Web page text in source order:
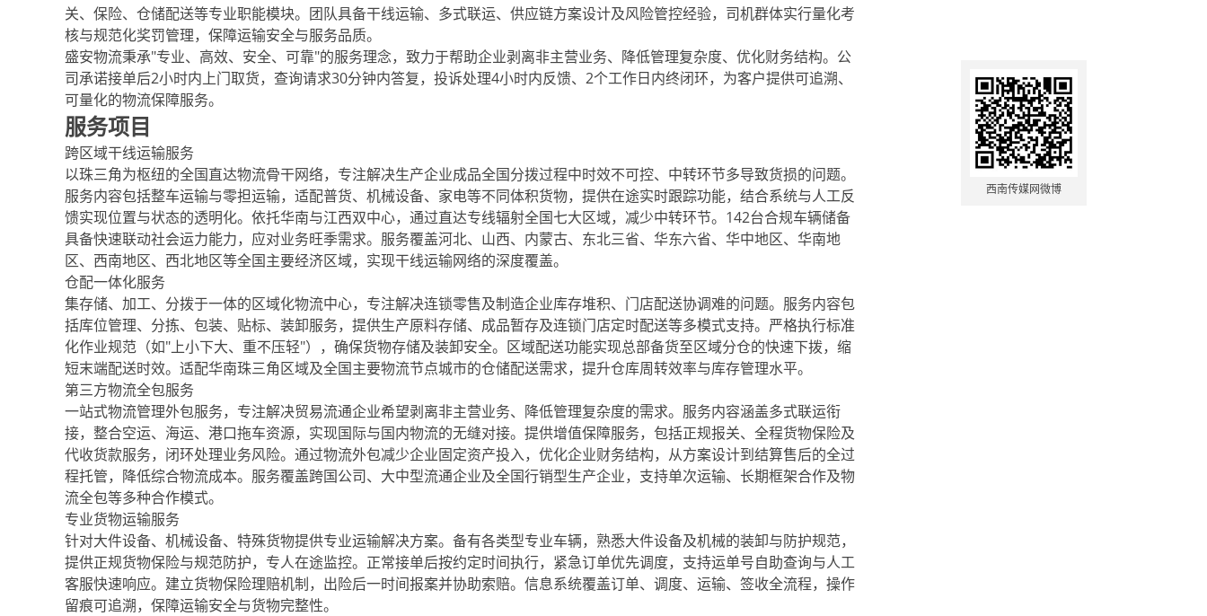
西南传媒网微博
关、保险、仓储配送等专业职能模块。团队具备干线运输、多式联运、供应链方案设计及风险管控经验，司机群体实行量化考
核与规范化奖罚管理，保障运输安全与服务品质。
盛安物流秉承"专业、高效、安全、可靠"的服务理念，致力于帮助企业剥离非主营业务、降低管理复杂度、优化财务结构。公
司承诺接单后2小时内上门取货，查询请求30分钟内答复，投诉处理4小时内反馈、2个工作日内终闭环，为客户提供可追溯、
可量化的物流保障服务。
服务项目
跨区域干线运输服务
以珠三角为枢纽的全国直达物流骨干网络，专注解决生产企业成品全国分拨过程中时效不可控、中转环节多导致货损的问题。
服务内容包括整车运输与零担运输，适配普货、机械设备、家电等不同体积货物，提供在途实时跟踪功能，结合系统与人工反
馈实现位置与状态的透明化。依托华南与江西双中心，通过直达专线辐射全国七大区域，减少中转环节。142台合规车辆储备
具备快速联动社会运力能力，应对业务旺季需求。服务覆盖河北、山西、内蒙古、东北三省、华东六省、华中地区、华南地
区、西南地区、西北地区等全国主要经济区域，实现干线运输网络的深度覆盖。
仓配一体化服务
集存储、加工、分拨于一体的区域化物流中心，专注解决连锁零售及制造企业库存堆积、门店配送协调难的问题。服务内容包
括库位管理、分拣、包装、贴标、装卸服务，提供生产原料存储、成品暂存及连锁门店定时配送等多模式支持。严格执行标准
化作业规范（如"上小下大、重不压轻"），确保货物存储及装卸安全。区域配送功能实现总部备货至区域分仓的快速下拨，缩
短末端配送时效。适配华南珠三角区域及全国主要物流节点城市的仓储配送需求，提升仓库周转效率与库存管理水平。
第三方物流全包服务
一站式物流管理外包服务，专注解决贸易流通企业希望剥离非主营业务、降低管理复杂度的需求。服务内容涵盖多式联运衔
接，整合空运、海运、港口拖车资源，实现国际与国内物流的无缝对接。提供增值保障服务，包括正规报关、全程货物保险及
代收货款服务，闭环处理业务风险。通过物流外包减少企业固定资产投入，优化企业财务结构，从方案设计到结算售后的全过
程托管，降低综合物流成本。服务覆盖跨国公司、大中型流通企业及全国行销型生产企业，支持单次运输、长期框架合作及物
流全包等多种合作模式。
专业货物运输服务
针对大件设备、机械设备、特殊货物提供专业运输解决方案。备有各类型专业车辆，熟悉大件设备及机械的装卸与防护规范，
提供正规货物保险与规范防护，专人在途监控。正常接单后按约定时间执行，紧急订单优先调度，支持运单号自助查询与人工
客服快速响应。建立货物保险理赔机制，出险后一时间报案并协助索赔。信息系统覆盖订单、调度、运输、签收全流程，操作
留痕可追溯，保障运输安全与货物完整性。